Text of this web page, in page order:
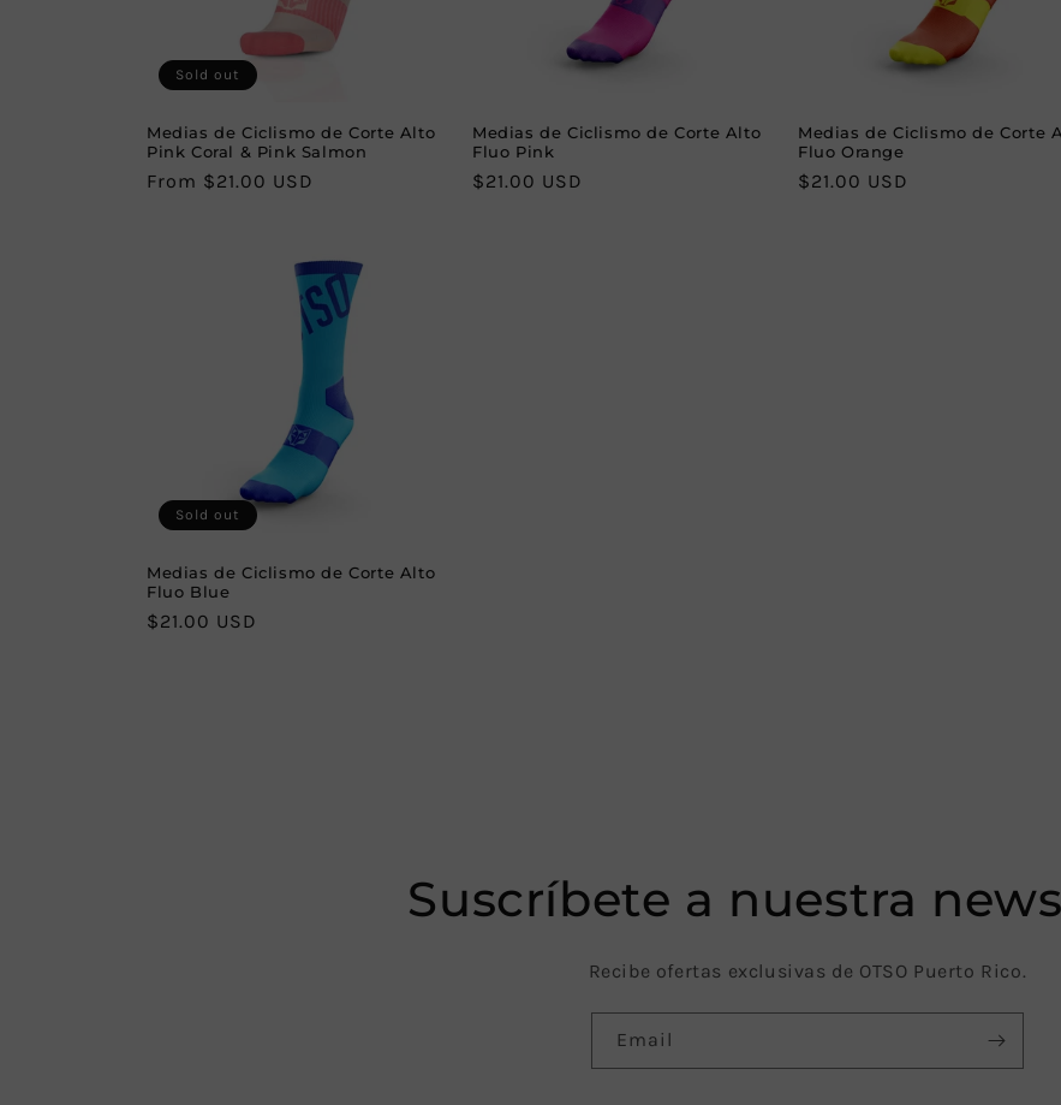
Sold out
Medias de Ciclismo de Corte Alto
Pink Coral & Pink Salmon
Regular
From $21.00 USD
Medias de Ciclismo de Corte Alto
Fluo Pink
Regular
$21.00 USD
Medias de Ciclismo de Corte
Fluo Orange
Regular
$21.00 USD
Sold out
Medias de Ciclismo de Corte Alto
Fluo Blue
Regular
$21.00 USD
Suscríbete a nuestra
Recibe ofertas exclusivas de OTSO Puerto Rico.
Email